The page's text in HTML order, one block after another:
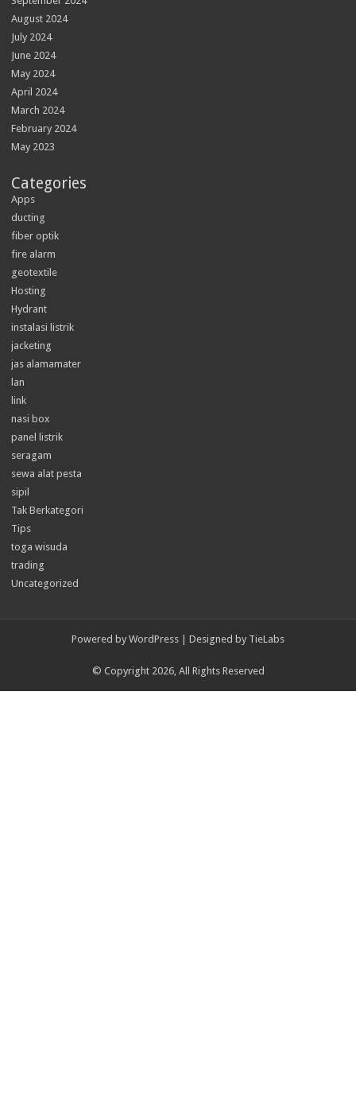
August 2024
July 2024
June 2024
May 2024
April 2024
March 2024
February 2024
May 2023
Categories
Apps
ducting
fiber optik
fire alarm
geotextile
Hosting
Hydrant
instalasi listrik
jacketing
jas alamamater
lan
link
nasi box
panel listrik
seragam
sewa alat pesta
sipil
Tak Berkategori
Tips
toga wisuda
trading
Uncategorized
Powered by WordPress | Designed by TieLabs
© Copyright 2026, All Rights Reserved